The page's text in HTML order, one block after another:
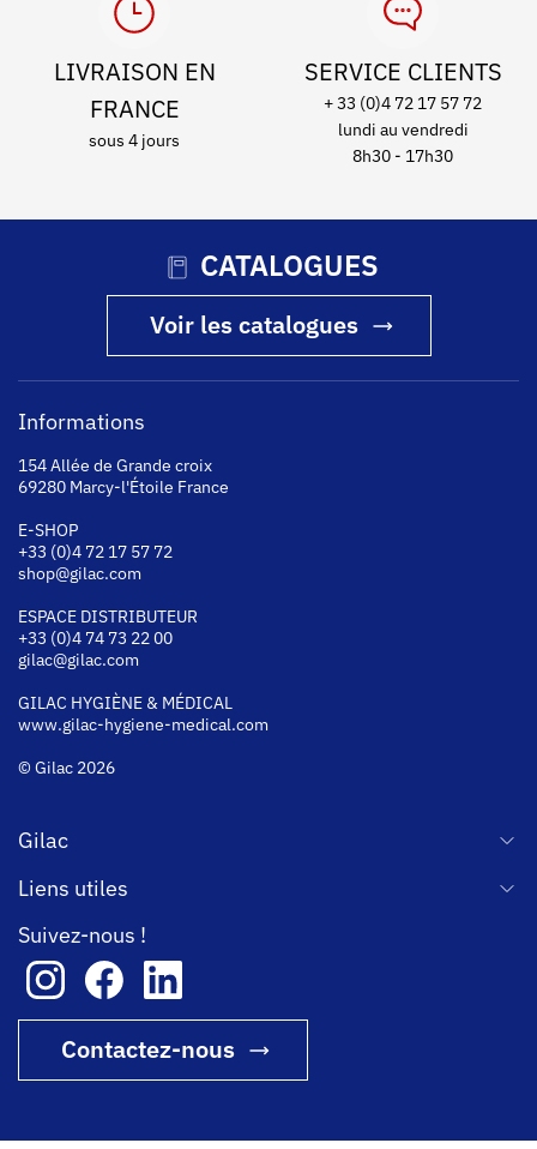
LIVRAISON EN
FRANCE
sous 4 jours
SERVICE CLIENTS
+ 33 (0)4 72 17 57 72
lundi au vendredi
8h30 - 17h30
CATALOGUES
Voir les catalogues
Informations
154 Allée de Grande croix
69280 Marcy-l'Étoile France
E-SHOP
+33 (0)4 72 17 57 72
shop@gilac.com
ESPACE DISTRIBUTEUR
+33 (0)4 74 73 22 00
gilac@gilac.com
GILAC HYGIÈNE & MÉDICAL
www.gilac-hygiene-medical.com
© Gilac 2026
Gilac
Liens utiles
Suivez-nous !
Contactez-nous